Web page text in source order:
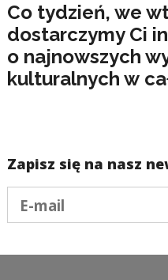
Historyczna Roku
Co tydzień, we
dostarczymy Ci
o najnowszych
kulturalnych w
Zapisz się na nasz